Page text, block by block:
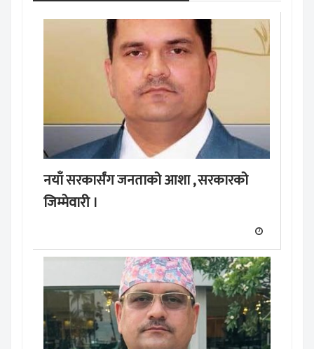
नयाँ सरकार्संग जनताको आशा , सरकारको
जिम्मेवारी ।